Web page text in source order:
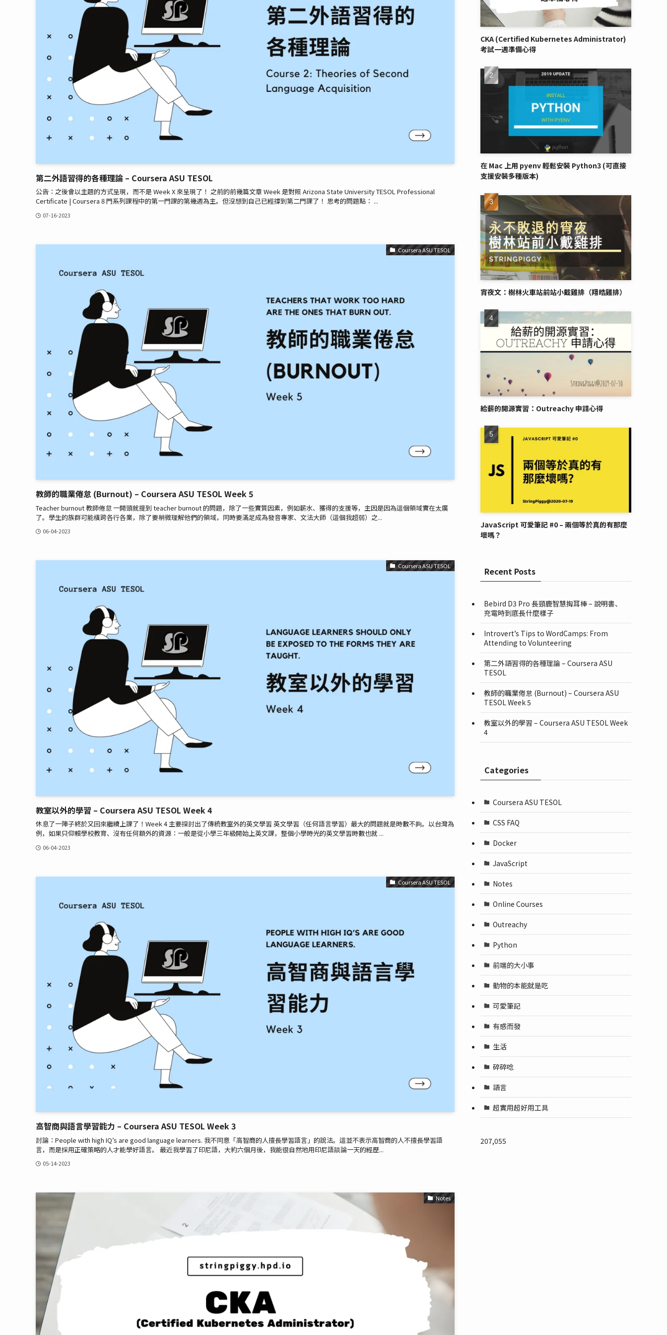
第二外語習得的各種理論 – Coursera ASU TESOL
公告：之後會以主題的方式呈現，而不是 Week X 來呈現了！ 之前的前幾篇文章 Week 是對照 Arizona State University TESOL Professional
Certificate | Coursera 8 門系列課程中的第一門課的第幾週為主。但沒想到自己已經撐到第二門課了！ 思考的問題點： ...
07-16-2023
Coursera ASU TESOL
教師的職業倦怠 (Burnout) – Coursera ASU TESOL Week 5
Teacher burnout 教師倦怠 一開頭就提到 teacher burnout 的問題，除了一些實質因素，例如薪水、獲得的支援等，主因是因為這個領域實在太廣
了。學生的族群可能橫跨各行各業，除了要稍微理解他們的領域，同時要滿足成為發音專家、文法大師（這個我超弱）之...
06-04-2023
Coursera ASU TESOL
教室以外的學習 – Coursera ASU TESOL Week 4
休息了一陣子終於又回來繼續上課了！Week 4 主要探討出了傳統教室外的英文學習 英文學習（任何語言學習）最大的問題就是時數不夠。以台灣為
例，如果只仰賴學校教育、沒有任何額外的資源：一般是從小學三年級開始上英文課，整個小學時光的英文學習時數也就 ...
06-04-2023
Coursera ASU TESOL
高智商與語言學習能力 – Coursera ASU TESOL Week 3
討論：People with high IQ’s are good language learners. 我不同意「高智商的人擅長學習語言」的說法。這並不表示高智商的人不擅長學習語
言，而是採用正確策略的人才能學好語言。 最近我學習了印尼語，大約六個月後，我能很自然地用印尼語談論一天的經歷...
05-14-2023
Notes
CKA (Certified Kubernetes Administrator)
考試一週準備心得
在 Mac 上用 pyenv 輕鬆安裝 Python3 (可直接
支援安裝多種版本)
宵夜文：樹林火車站前站小戴雞排（翔皓雞排）
給薪的開源實習：Outreachy 申請心得
JavaScript 可愛筆記 #0 – 兩個等於真的有那麼
壞嗎？
Recent Posts
Bebird D3 Pro 長頸鹿智慧掏耳棒 – 說明書、
充電時到底長什麼樣子
Introvert’s Tips to WordCamps: From
Attending to Volunteering
第二外語習得的各種理論 – Coursera ASU
TESOL
教師的職業倦怠 (Burnout) – Coursera ASU
TESOL Week 5
教室以外的學習 – Coursera ASU TESOL Week
4
Categories
Coursera ASU TESOL
CSS FAQ
Docker
JavaScript
Notes
Online Courses
Outreachy
Python
前端的大小事
動物的本能就是吃
可愛筆記
有感而發
生活
碎碎唸
語言
超實用超好用工具
207,055